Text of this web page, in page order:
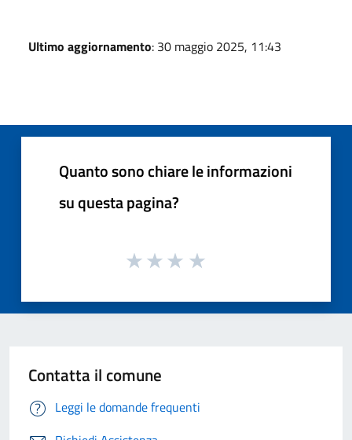
Ultimo aggiornamento: 30 maggio 2025, 11:43
Quanto sono chiare le informazioni
su questa pagina?
Contatta il comune
Leggi le domande frequenti